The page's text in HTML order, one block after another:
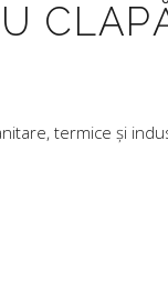
termice și